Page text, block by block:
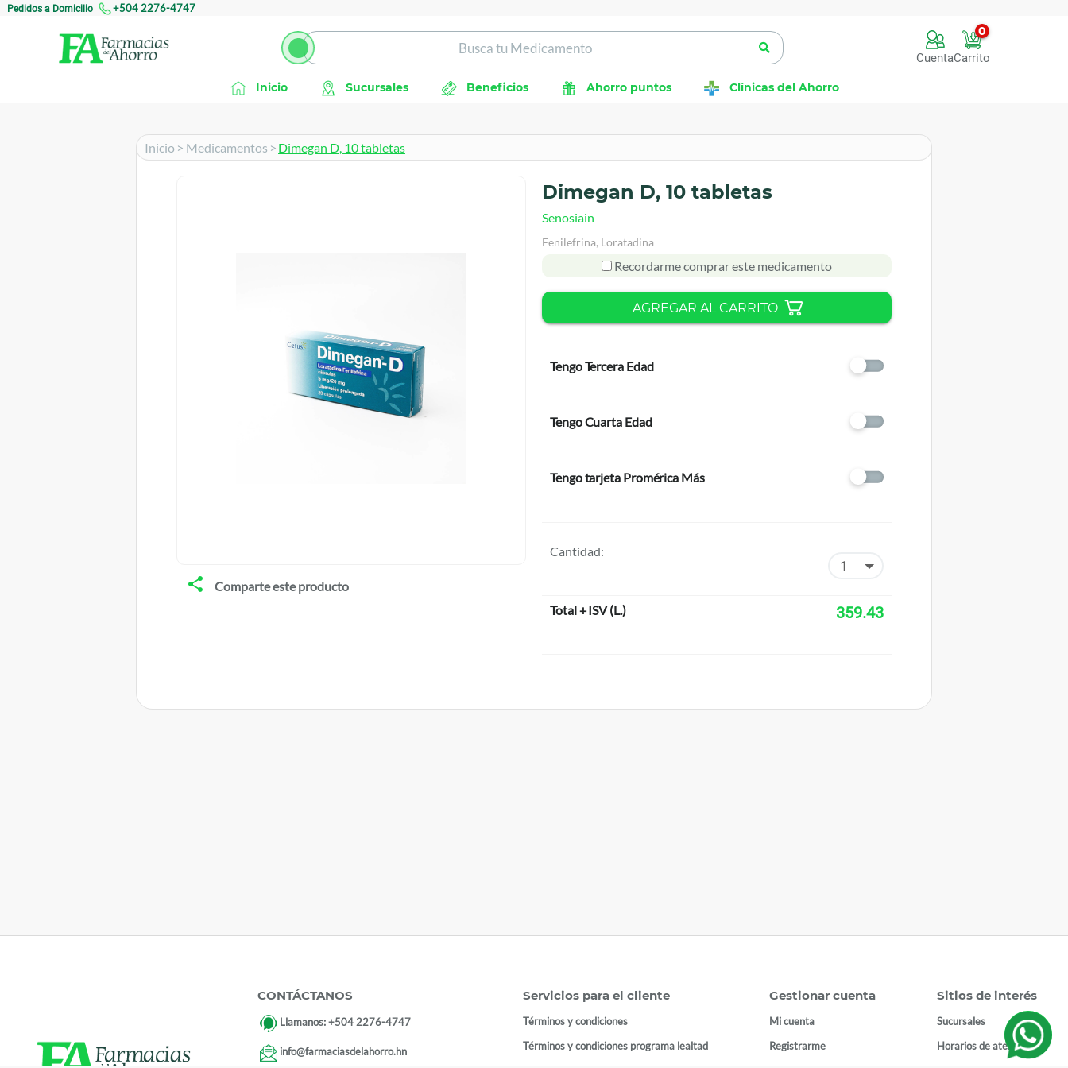
Pedidos a Domicilio +504 2276-4747
Cuenta
0
Carrito
Inicio Sucursales Beneficios Ahorro puntos Clínicas del Ahorro
Inicio > Medicamentos > Dimegan D, 10 tabletas
Comparte este producto
Dimegan D, 10 tabletas
Senosiain
Fenilefrina, Loratadina
Recordarme comprar este medicamento
AGREGAR AL CARRITO
Tengo Tercera Edad
Tengo Cuarta Edad
Tengo tarjeta Promérica Más
Cantidad:
Total + ISV(L.) 359.43
CONTÁCTANOS
Llamanos:+504 2276-4747
info@farmaciasdelahorro.hn
Servicios para el cliente
Términos y condiciones
Términos y condiciones programa lealtad
Gestionar cuenta
Mi cuenta
Registrarme
Sitios de interés
Sucursales
Horarios de atención